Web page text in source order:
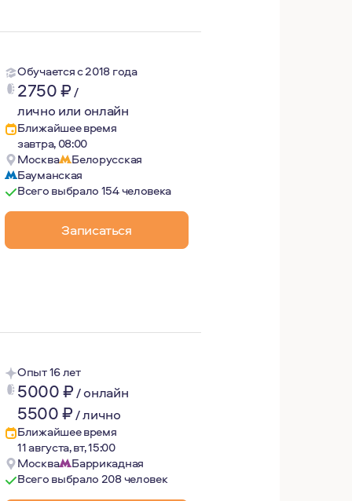
Обучается с 2018 года
2750₽/
лично или онлайн
Ближайшее время
завтра, 08:00
Москва
Белорусская
Бауманская
Всего выбрало 154 человека
Записаться
счастливых людей, которые самостоятельно и
его право выбора действия и результата.
"как оно хорошо" знает каждый, и у каждого это
Опыт 16 лет
5000₽/онлайн
5500₽/лично
Ближайшее время
11 августа, вт, 15:00
Москва
Баррикадная
Всего выбрало 208 человек
злость, грусть и другие не очень приятные